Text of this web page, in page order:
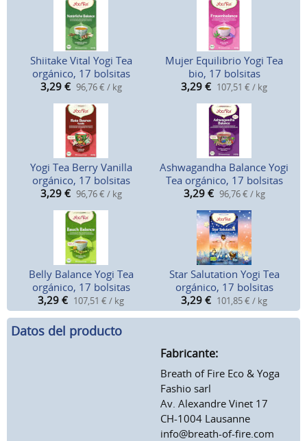
Shiitake Vital Yogi Tea
orgánico, 17 bolsitas
3,29 € 96,76 € / kg
Mujer Equilibrio Yogi Tea
bio, 17 bolsitas
3,29 € 107,51 € / kg
Yogi Tea Berry Vanilla
orgánico, 17 bolsitas
3,29 € 96,76 € / kg
Ashwagandha Balance Yogi
Tea orgánico, 17 bolsitas
3,29 € 96,76 € / kg
Belly Balance Yogi Tea
orgánico, 17 bolsitas
3,29 € 107,51 € / kg
Star Salutation Yogi Tea
orgánico, 17 bolsitas
3,29 € 101,85 € / kg
Datos del producto
Fabricante:
Breath of Fire Eco & Yoga
Fashio sarl
Av. Alexandre Vinet 17
CH-1004 Lausanne
info@breath-of-fire.com